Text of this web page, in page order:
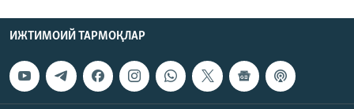
ИЖТИМОИЙ ТАРМОҚЛАР